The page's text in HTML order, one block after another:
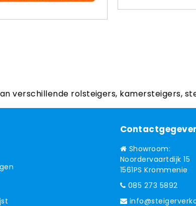
verschillende rolsteigers, kamersteigers,
Showroom:
Noordervaartdijk 15
1561PS Krommenie
085 273 5892